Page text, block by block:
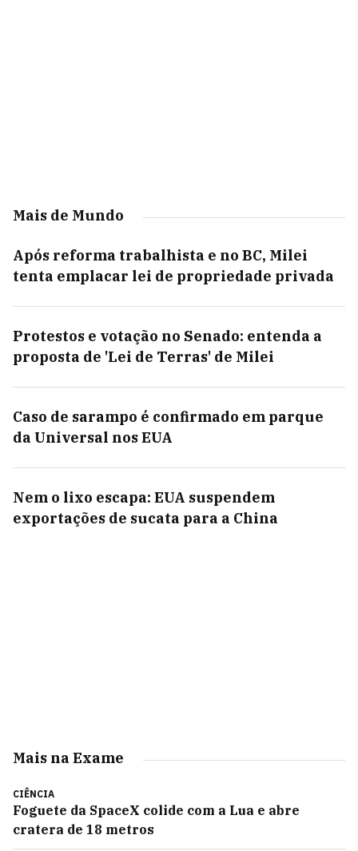
Mais de Mundo
Após reforma trabalhista e no BC, Milei
tenta emplacar lei de propriedade privada
Protestos e votação no Senado: entenda a
proposta de 'Lei de Terras' de Milei
Caso de sarampo é confirmado em parque
da Universal nos EUA
Nem o lixo escapa: EUA suspendem
exportações de sucata para a China
Mais na Exame
CIÊNCIA
Foguete da SpaceX colide com a Lua e abre
cratera de 18 metros